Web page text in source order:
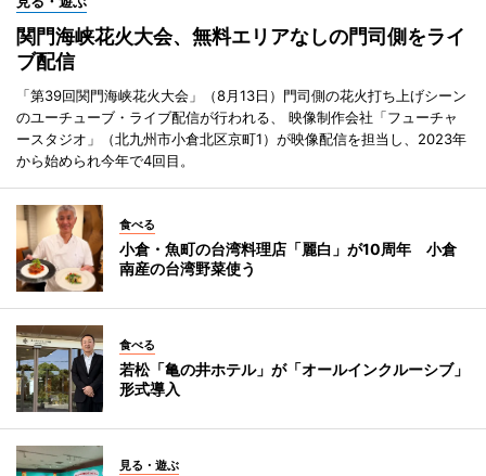
関門海峡花火大会、無料エリアなしの門司側をライ
ブ配信
「第39回関門海峡花火大会」（8月13日）門司側の花火打ち上げシーン
のユーチューブ・ライブ配信が行われる、 映像制作会社「フューチャ
ースタジオ」（北九州市小倉北区京町1）が映像配信を担当し、2023年
から始められ今年で4回目。
食べる
小倉・魚町の台湾料理店「麗白」が10周年 小倉
南産の台湾野菜使う
食べる
若松「亀の井ホテル」が「オールインクルーシブ」
形式導入
見る・遊ぶ